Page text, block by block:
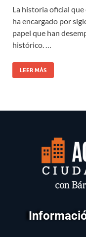
La historia oficial que
ha encargado por
papel que han
histórico. …
LEER MÁS